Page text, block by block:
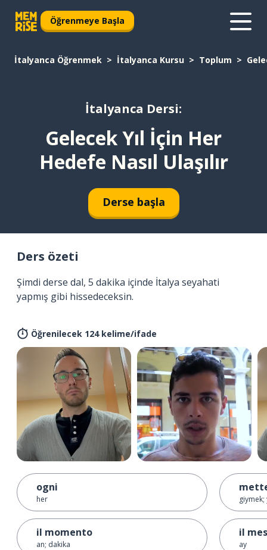
Öğrenmeye Başla
İtalyanca Öğrenmek İtalyanca Kursu Toplum
İtalyanca Dersi:
Gelecek Yıl İçin Her
Hedefe Nasıl Ulaşılır
Derse başla
Ders özeti
Şimdi derse dal, 5 dakika içinde İtalya seyahati
yapmış gibi hissedeceksin.
Öğrenilecek 124 kelime/ifade
ogni
her
il momento
an; dakika
il
ay